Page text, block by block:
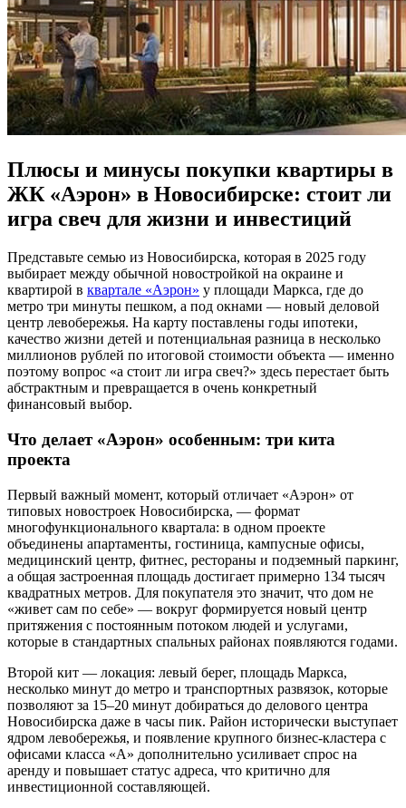
Плюсы и минусы покупки квартиры в
ЖК «Аэрон» в Новосибирске: стоит ли
игра свеч для жизни и инвестиций
Представьте семью из Новосибирска, которая в 2025 году
выбирает между обычной новостройкой на окраине и
квартирой в квартале «Аэрон» у площади Маркса, где до
метро три минуты пешком, а под окнами — новый деловой
центр левобережья. На карту поставлены годы ипотеки,
качество жизни детей и потенциальная разница в несколько
миллионов рублей по итоговой стоимости объекта — именно
поэтому вопрос «а стоит ли игра свеч?» здесь перестает быть
абстрактным и превращается в очень конкретный
финансовый выбор.
Что делает «Аэрон» особенным: три кита
проекта
Первый важный момент, который отличает «Аэрон» от
типовых новостроек Новосибирска, — формат
многофункционального квартала: в одном проекте
объединены апартаменты, гостиница, кампусные офисы,
медицинский центр, фитнес, рестораны и подземный паркинг,
а общая застроенная площадь достигает примерно 134 тысяч
квадратных метров. Для покупателя это значит, что дом не
«живет сам по себе» — вокруг формируется новый центр
притяжения с постоянным потоком людей и услугами,
которые в стандартных спальных районах появляются годами.
Второй кит — локация: левый берег, площадь Маркса,
несколько минут до метро и транспортных развязок, которые
позволяют за 15–20 минут добираться до делового центра
Новосибирска даже в часы пик. Район исторически выступает
ядром левобережья, и появление крупного бизнес-кластера с
офисами класса «А» дополнительно усиливает спрос на
аренду и повышает статус адреса, что критично для
инвестиционной составляющей.